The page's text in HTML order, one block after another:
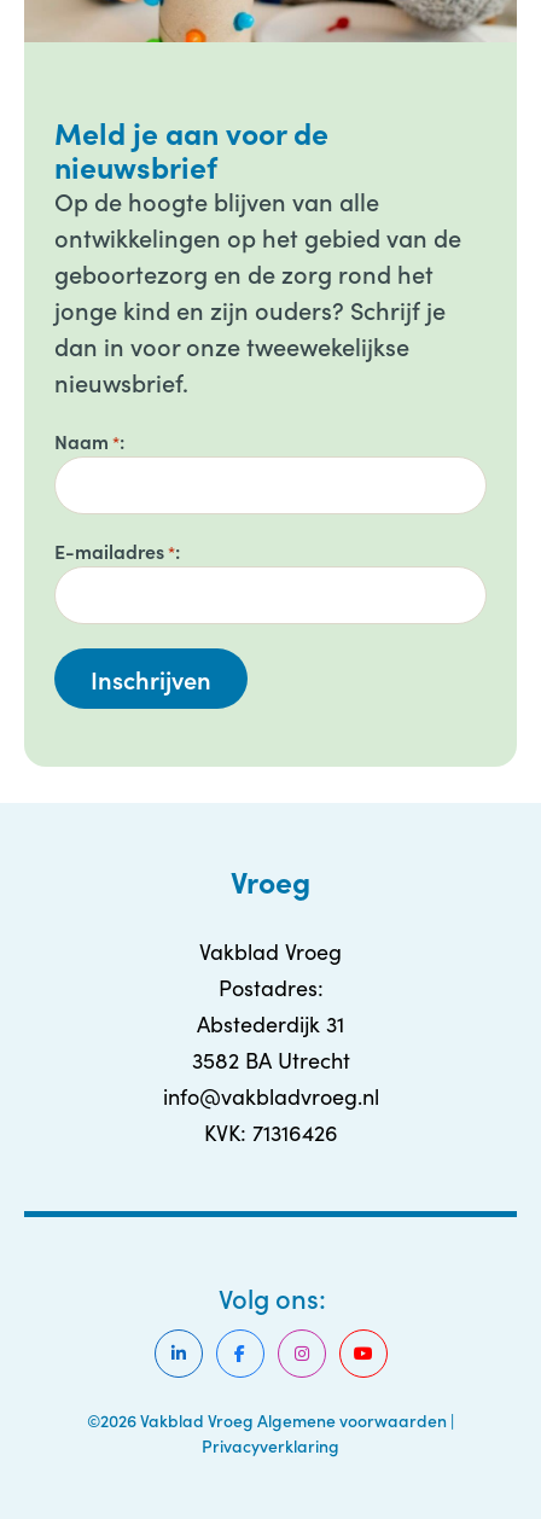
Meld je aan voor de
nieuwsbrief
Op de hoogte blijven van alle
ontwikkelingen op het gebied van de
geboortezorg en de zorg rond het
jonge kind en zijn ouders? Schrijf je
dan in voor onze tweewekelijkse
nieuwsbrief.
Naam *
E-mailadres*
Vroeg
Vakblad Vroeg
Postadres:
Abstederdijk 31
3582 BA Utrecht
info@vakbladvroeg.nl
KVK: 71316426
©2026 Vakblad Vroeg Algemene voorwaarden |
Privacyverklaring
Volg ons: